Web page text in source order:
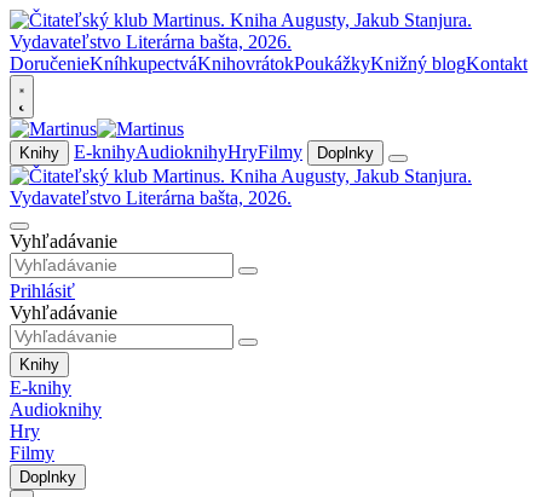
DoručenieKníhkupectváKnihovrátokPoukážkyKnižný blogKontakt
Knihy E-knihyAudioknihyHryFilmy Doplnky
Vyhľadávanie
Prihlásiť
Vyhľadávanie
Knihy
E-knihy
Audioknihy
Hry
Filmy
Doplnky